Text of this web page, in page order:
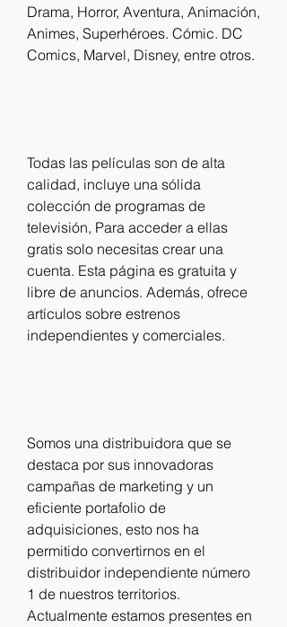
Drama, Horror, Aventura, Animación,
Animes, Superhéroes. Cómic. DC
Comics, Marvel, Disney, entre otros.
Todas las películas son de alta
calidad, incluye una sólida
colección de programas de
televisión, Para acceder a ellas
gratis solo necesitas crear una
cuenta. Esta página es gratuita y
libre de anuncios. Además, ofrece
artículos sobre estrenos
independientes y comerciales.
Somos una distribuidora que se
destaca por sus innovadoras
campañas de marketing y un
eficiente portafolio de
adquisiciones, esto nos ha
permitido convertirnos en el
distribuidor independiente número
1 de nuestros territorios.
Actualmente estamos presentes en